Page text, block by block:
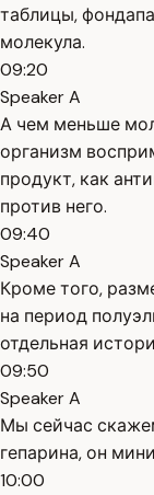
таблицы,
молекула.
09:20
Speaker A
А чем меньше
организм
продукт, как
против него.
09:40
Speaker A
Кроме того,
на период
отдельная
09:50
Speaker A
Мы сейчас
гепарина, он
10:00